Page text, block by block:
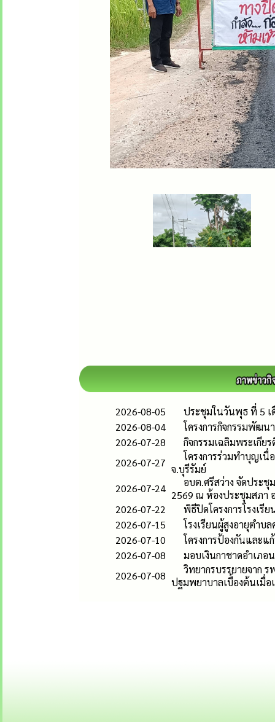
2026-08-05
ประชุมในวันพุธ ที่ 5
2026-08-04
โครงการกิจกรรมพัฒน
2026-07-28
กิจกรรมเฉลิมพระเกี
2026-07-27
โครงการร่วมทำบุญเ
จ.บุรีรัมย์
2026-07-24
อบต.ศรีสว่าง จัดประ
2569 ณ ห้องประชุมสภา
2026-07-22
พิธีปิดโครงการโรงเรี
2026-07-15
โรงเรียนผู้สูงอายุตำบ
2026-07-10
โครงการป้องกันและ
2026-07-08
มอบเงินกาชาดอำเภ
2026-07-08
วิทยากรบรรยายจาก
ปฐมพยาบาลเบื้องต้นเมื่อ